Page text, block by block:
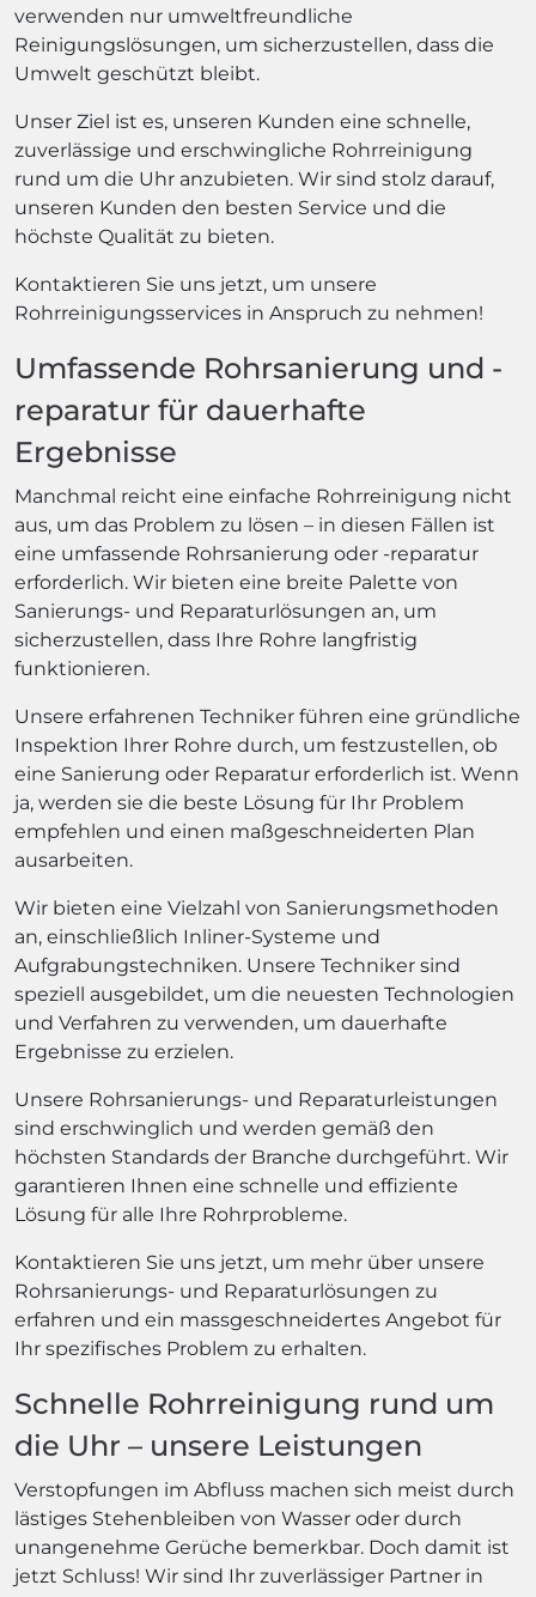
verwenden nur umweltfreundliche
Reinigungslösungen, um sicherzustellen, dass die
Umwelt geschützt bleibt.
Unser Ziel ist es, unseren Kunden eine schnelle,
zuverlässige und erschwingliche Rohrreinigung
rund um die Uhr anzubieten. Wir sind stolz darauf,
unseren Kunden den besten Service und die
höchste Qualität zu bieten.
Kontaktieren Sie uns jetzt, um unsere
Rohrreinigungsservices in Anspruch zu nehmen!
Umfassende Rohrsanierung und -
reparatur für dauerhafte
Ergebnisse
Manchmal reicht eine einfache Rohrreinigung nicht
aus, um das Problem zu lösen – in diesen Fällen ist
eine umfassende Rohrsanierung oder -reparatur
erforderlich. Wir bieten eine breite Palette von
Sanierungs- und Reparaturlösungen an, um
sicherzustellen, dass Ihre Rohre langfristig
funktionieren.
Unsere erfahrenen Techniker führen eine gründliche
Inspektion Ihrer Rohre durch, um festzustellen, ob
eine Sanierung oder Reparatur erforderlich ist. Wenn
ja, werden sie die beste Lösung für Ihr Problem
empfehlen und einen maßgeschneiderten Plan
ausarbeiten.
Wir bieten eine Vielzahl von Sanierungsmethoden
an, einschließlich Inliner-Systeme und
Aufgrabungstechniken. Unsere Techniker sind
speziell ausgebildet, um die neuesten Technologien
und Verfahren zu verwenden, um dauerhafte
Ergebnisse zu erzielen.
Unsere Rohrsanierungs- und Reparaturleistungen
sind erschwinglich und werden gemäß den
höchsten Standards der Branche durchgeführt. Wir
garantieren Ihnen eine schnelle und effiziente
Lösung für alle Ihre Rohrprobleme.
Kontaktieren Sie uns jetzt, um mehr über unsere
Rohrsanierungs- und Reparaturlösungen zu
erfahren und ein massgeschneidertes Angebot für
Ihr spezifisches Problem zu erhalten.
Schnelle Rohrreinigung rund um
die Uhr – unsere Leistungen
Verstopfungen im Abfluss machen sich meist durch
lästiges Stehenbleiben von Wasser oder durch
unangenehme Gerüche bemerkbar. Doch damit ist
jetzt Schluss! Wir sind Ihr zuverlässiger Partner in